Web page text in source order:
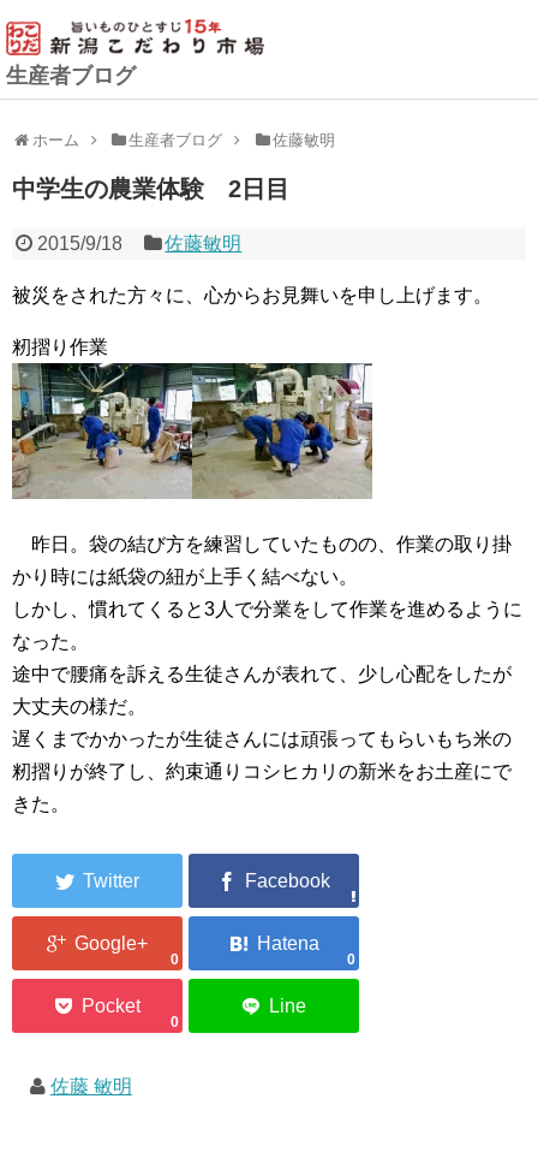
生産者ブログ
ホーム 生産者ブログ 佐藤敏明
中学生の農業体験 2日目
2015/9/18 佐藤敏明
被災をされた方々に、心からお見舞いを申し上げます。
籾摺り作業
昨日。袋の結び方を練習していたものの、作業の取り掛
かり時には紙袋の紐が上手く結べない。
しかし、慣れてくると3人で分業をして作業を進めるように
なった。
途中で腰痛を訴える生徒さんが表れて、少し心配をしたが
大丈夫の様だ。
遅くまでかかったが生徒さんには頑張ってもらいもち米の
籾摺りが終了し、約束通りコシヒカリの新米をお土産にで
きた。
0 0
0
佐藤 敏明